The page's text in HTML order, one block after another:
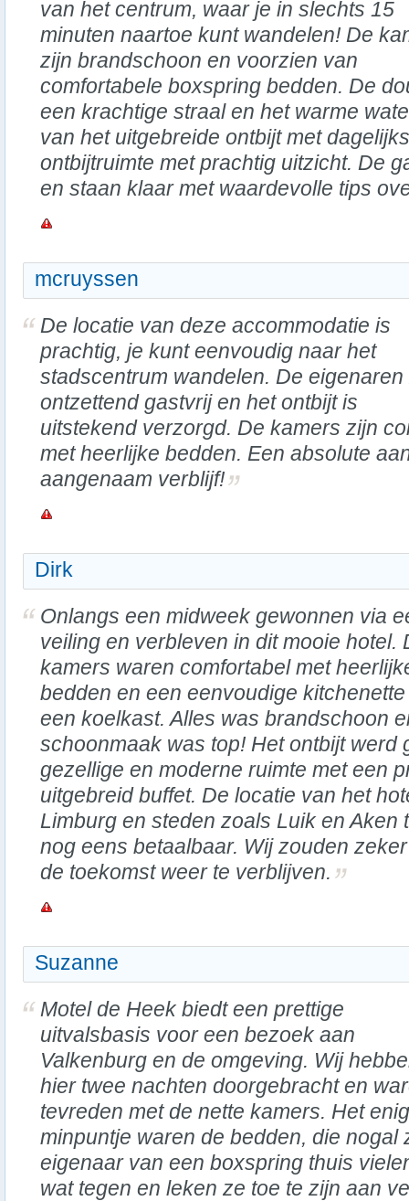
van het centrum, waar je in slechts 15
minuten naartoe kunt wandelen! De
zijn brandschoon en voorzien van
comfortabele boxspring bedden. De
een krachtige straal en het warme
van het uitgebreide ontbijt met
ontbijtruimte met prachtig uitzicht. De
en staan klaar met waardevolle tips
mcruyssen
De locatie van deze accommodatie is
prachtig, je kunt eenvoudig naar het
stadscentrum wandelen. De eigenaren
ontzettend gastvrij en het ontbijt is
uitstekend verzorgd. De kamers zijn
met heerlijke bedden. Een absolute
aangenaam verblijf!
Dirk
Onlangs een midweek gewonnen via
veiling en verbleven in dit mooie hotel.
kamers waren comfortabel met
bedden en een eenvoudige
een koelkast. Alles was brandschoon
schoonmaak was top! Het ontbijt werd
gezellige en moderne ruimte met een
uitgebreid buffet. De locatie van het
Limburg en steden zoals Luik en Aken
nog eens betaalbaar. Wij zouden
de toekomst weer te verblijven.
Suzanne
Motel de Heek biedt een prettige
uitvalsbasis voor een bezoek aan
Valkenburg en de omgeving. Wij
hier twee nachten doorgebracht en
tevreden met de nette kamers. Het
minpuntje waren de bedden, die nogal
eigenaar van een boxspring thuis
wat tegen en leken ze toe te zijn aan